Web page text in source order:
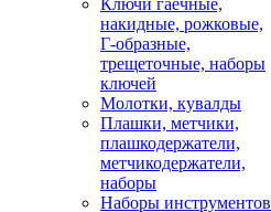
Ключи гаечные,
накидные, рожковые,
Г-образные,
трещеточные, наборы
ключей
Молотки, кувалды
Плашки, метчики,
плашкодержатели,
метчикодержатели,
наборы
Наборы инструментов